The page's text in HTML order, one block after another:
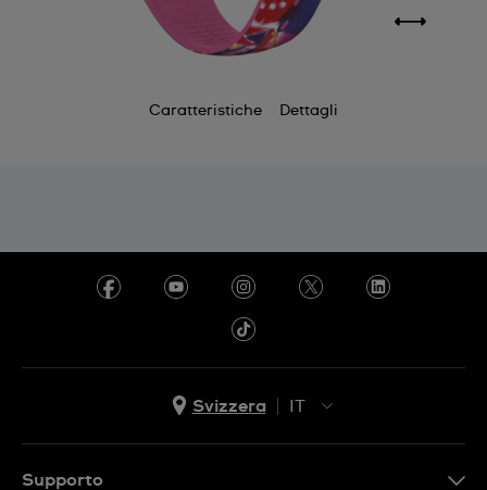
Caratteristiche Dettagli
Svizzera
IT
Supporto